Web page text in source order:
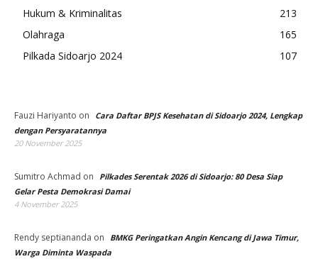
Hukum & Kriminalitas
213
Olahraga
165
Pilkada Sidoarjo 2024
107
Fauzi Hariyanto on
Cara Daftar BPJS Kesehatan di Sidoarjo 2024, Lengkap
dengan Persyaratannya
20 November 2025
Sumitro Achmad on
Pilkades Serentak 2026 di Sidoarjo: 80 Desa Siap
Gelar Pesta Demokrasi Damai
4 November 2025
Rendy septiananda on
BMKG Peringatkan Angin Kencang di Jawa Timur,
Warga Diminta Waspada